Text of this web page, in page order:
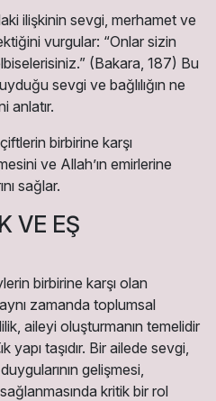
ilişkinin sevgi, merhamet ve
vurgular: “Onlar sizin
(Bakara, 187) Bu
sevgi ve bağlılığın ne
anlatır.
birbirine karşı
ve Allah’ın emirlerine
sağlar.
VE EŞ
birbirine karşı olan
aynı zamanda toplumsal
aileyi oluşturmanın temelidir
taşıdır. Bir ailede sevgi,
gelişmesi,
kritik bir rol